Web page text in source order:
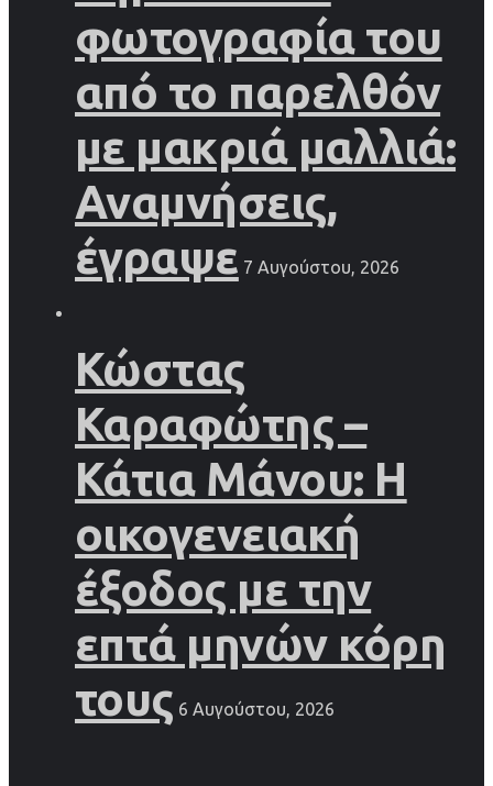
φωτογραφία του
από το παρελθόν
με μακριά μαλλιά:
Αναμνήσεις,
έγραψε 7 Αυγούστου, 2026
Κώστας
Καραφώτης –
Κάτια Μάνου: Η
οικογενειακή
έξοδος με την
επτά μηνών κόρη
τους 6 Αυγούστου, 2026